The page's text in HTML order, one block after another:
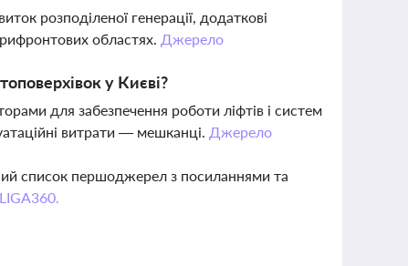
розподіленої генерації, додаткові
областях. Джерело
у Києві?
для забезпечення роботи ліфтів і систем
витрати — мешканці. Джерело
список першоджерел з посиланнями та